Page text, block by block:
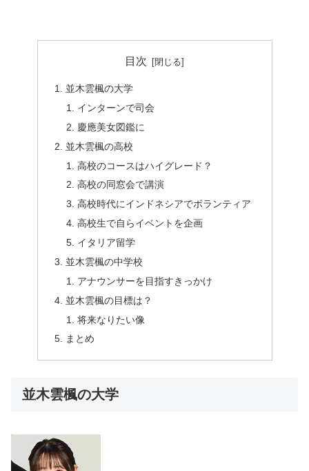
目次
並木雲楓の大学
インターンで司会
慶應美女図鑑に
並木雲楓の高校
高校のコースはハイグレード？
高校の同窓会で講演
高校時代にインドネシアでボランティア
高校生で自らイベントを企画
イタリア留学
並木雲楓の中学校
アナウンサーを目指すきっかけ
並木雲楓の目標は？
将来なりたい像
まとめ
並木雲楓の大学